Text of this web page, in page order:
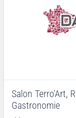
Salon Terro'Art,
Gastronomie